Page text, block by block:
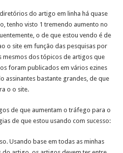
do artigo em linha há quase
tenho visto 1 tremendo aumento no
o de que estou vendo é de
o site em função das pesquisas por
mesmos dos tópicos de artigos que
foram publicados em vários ezines
assinantes bastante grandes, de que
o o site.
de que aumentam o tráfego para o
de que estou usando com sucesso:
Usando base em todas as minhas